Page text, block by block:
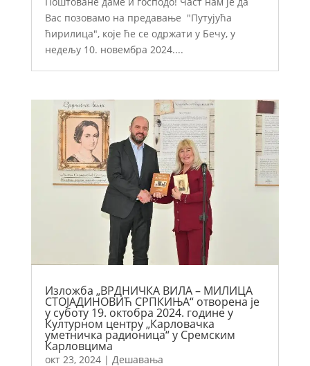
Вас позовамо на предавање "Путујућа
ћирилица", које ће се одржати у Бечу, у
недељу 10. новембра 2024....
Изложба „ВРДНИЧКА ВИЛА – МИЛИЦА
СТОЈАДИНОВИЋ СРПКИЊА“ отворена је
у суботу 19. октобра 2024. године у
Културном центру „Карловачка
уметничка радионица“ у Сремским
Карловцима
окт 23, 2024| Дешавања